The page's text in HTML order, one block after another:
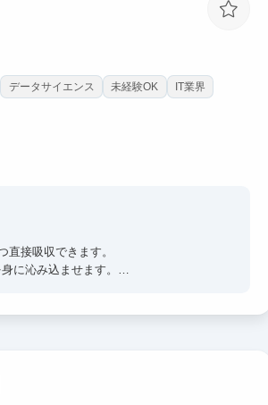
データサイエンス 未経験OK
IT業界
接吸収できます。
に沁み込ませます。
受けることができます。